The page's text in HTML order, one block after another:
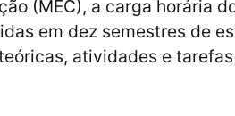
(MEC), a carga horária
em dez semestres de
atividades e tarefas